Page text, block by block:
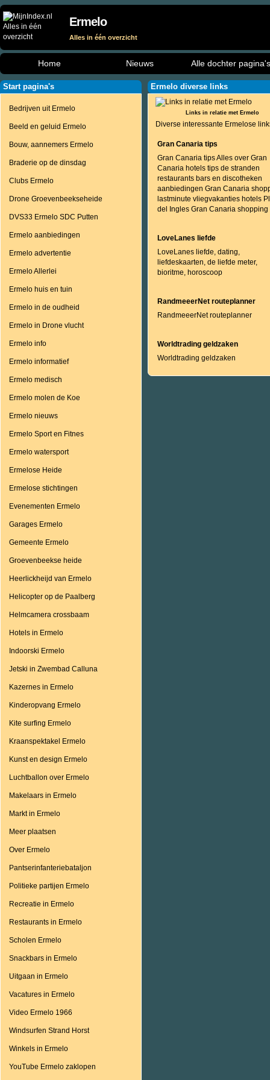
Ermelo
Alles in één overzicht
Home Nieuws Alle dochter pagina's
Start pagina's
Bedrijven uit Ermelo
Beeld en geluid Ermelo
Bouw, aannemers Ermelo
Braderie op de dinsdag
Clubs Ermelo
Drone Groevenbeekseheide
DVS33 Ermelo SDC Putten
Ermelo aanbiedingen
Ermelo advertentie
Ermelo Allerlei
Ermelo huis en tuin
Ermelo in de oudheid
Ermelo in Drone vlucht
Ermelo info
Ermelo informatief
Ermelo medisch
Ermelo molen de Koe
Ermelo nieuws
Ermelo Sport en Fitnes
Ermelo watersport
Ermelose Heide
Ermelose stichtingen
Evenementen Ermelo
Garages Ermelo
Gemeente Ermelo
Groevenbeekse heide
Heerlickheijd van Ermelo
Helicopter op de Paalberg
Helmcamera crossbaam
Hotels in Ermelo
Indoorski Ermelo
Jetski in Zwembad Calluna
Kazernes in Ermelo
Kinderopvang Ermelo
Kite surfing Ermelo
Kraanspektakel Ermelo
Kunst en design Ermelo
Luchtballon over Ermelo
Makelaars in Ermelo
Markt in Ermelo
Meer plaatsen
Over Ermelo
Pantserinfanteriebataljon
Politieke partijen Ermelo
Recreatie in Ermelo
Restaurants in Ermelo
Scholen Ermelo
Snackbars in Ermelo
Uitgaan in Ermelo
Vacatures in Ermelo
Video Ermelo 1966
Windsurfen Strand Horst
Winkels in Ermelo
YouTube Ermelo zaklopen
Ermelo diverse links
Links in relatie met Ermelo
Diverse interessante Ermelose
Gran Canaria tips
Gran Canaria tips Alles over Gran
Canaria hotels tips de stranden
restaurants bars en discotheken
aanbiedingen Gran Canaria
lastminute vliegvakanties hotels
del Ingles Gran Canaria shopping
LoveLanes liefde
LoveLanes liefde, dating,
liefdeskaarten, de liefde meter,
bioritme, horoscoop
RandmeeerNet routeplanner
RandmeeerNet routeplanner
Worldtrading geldzaken
Worldtrading geldzaken